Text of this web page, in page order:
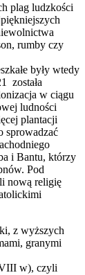
plag ludzkości
rumby czy
były wtedy
została
w ciągu
ludności
plantacji
sprowadzać
i Bantu, którzy
Pod
nową religię
z wyższych
granymi
w), czyli